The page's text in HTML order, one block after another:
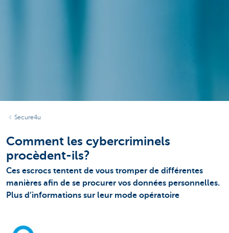
Secure4u
Comment les cybercriminels
procèdent-ils?
Ces escrocs tentent de vous tromper de différentes
manières afin de se procurer vos données personnelles.
Plus d’informations sur leur mode opératoire